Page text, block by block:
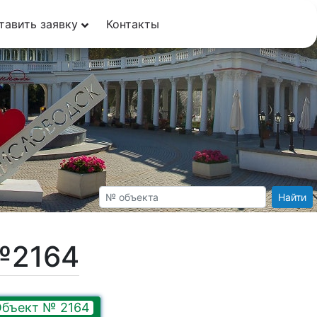
заявку Контакты
Найти
№ 2164